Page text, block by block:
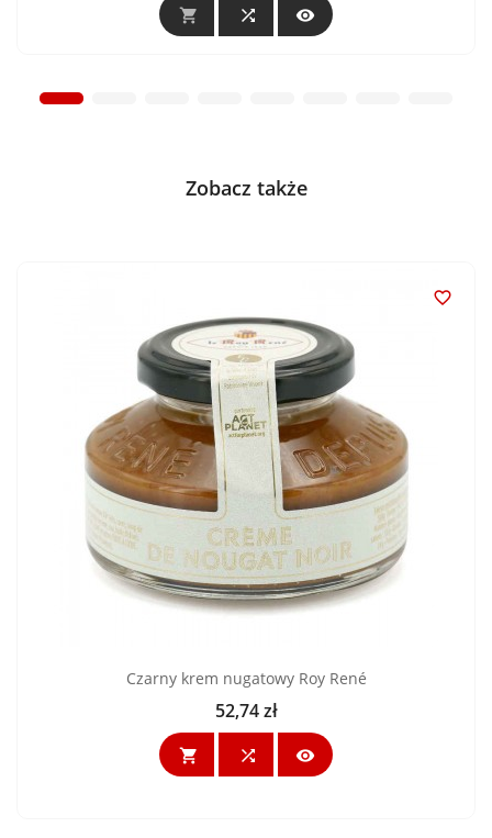
  
Zobacz także

Czarny krem nugatowy Roy René
Cena
52,74 zł
  